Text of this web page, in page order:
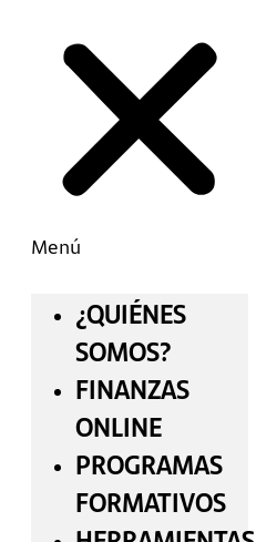
Menú
¿QUIÉNES
SOMOS?
FINANZAS
ONLINE
PROGRAMAS
FORMATIVOS